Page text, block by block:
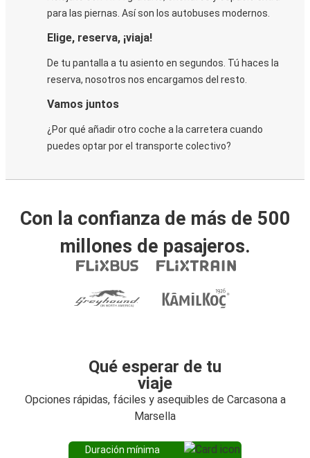
para las piernas. Así son los autobuses modernos.
Elige, reserva, ¡viaja!
De tu pantalla a tu asiento en segundos. Tú haces la
reserva, nosotros nos encargamos del resto.
Vamos juntos
¿Por qué añadir otro coche a la carretera cuando
puedes optar por el transporte colectivo?
Con la confianza de más de 500
millones de pasajeros.
Qué esperar de tu
viaje
Opciones rápidas, fáciles y asequibles de Carcasona a
Marsella
Duración mínima